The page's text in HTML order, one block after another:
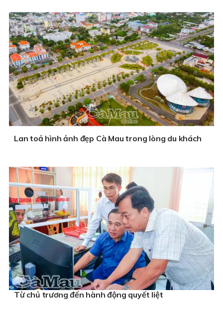
Lan toả hình ảnh đẹp Cà Mau trong lòng du khách
Từ chủ trương đến hành động quyết liệt